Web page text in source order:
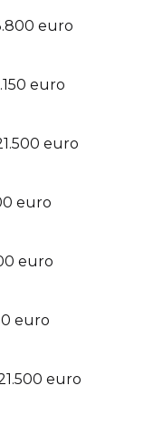
euro
euro
21.500 euro
euro
euro
euro
euro